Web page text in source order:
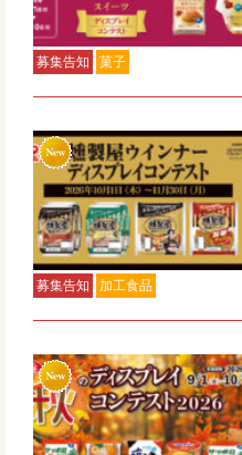
募集告知 菓子
募集告知 加工食品